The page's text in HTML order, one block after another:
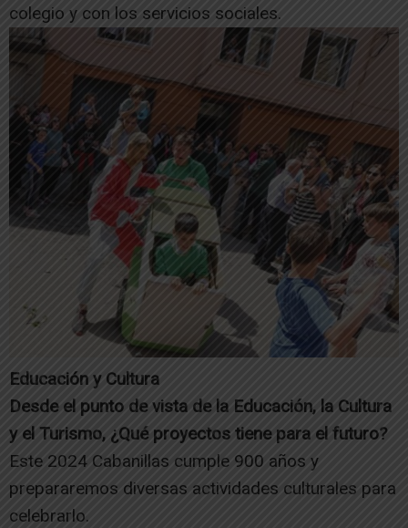
colegio y con los servicios sociales.
Educación y Cultura
Desde el punto de vista de la Educación, la Cultura
y el Turismo, ¿Qué proyectos tiene para el futuro?
Este 2024 Cabanillas cumple 900 años y
prepararemos diversas actividades culturales para
celebrarlo.